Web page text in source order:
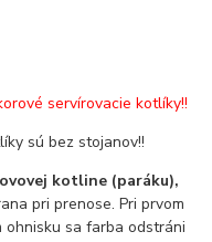
servírovacie kotlíky!!
sú bez stojanov!!
kotline (paráku),
pri prenose. Pri prvom
ohnisku sa farba odstráni